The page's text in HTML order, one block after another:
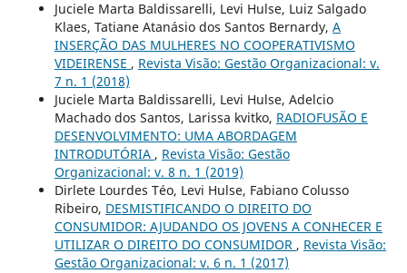
Juciele Marta Baldissarelli, Levi Hulse, Luiz Salgado
Klaes, Tatiane Atanásio dos Santos Bernardy, A
INSERÇÃO DAS MULHERES NO COOPERATIVISMO
VIDEIRENSE , Revista Visão: Gestão Organizacional: v.
7 n. 1 (2018)
Juciele Marta Baldissarelli, Levi Hulse, Adelcio
Machado dos Santos, Larissa kvitko, RADIOFUSÃO E
DESENVOLVIMENTO: UMA ABORDAGEM
INTRODUTÓRIA , Revista Visão: Gestão
Organizacional: v. 8 n. 1 (2019)
Dirlete Lourdes Téo, Levi Hulse, Fabiano Colusso
Ribeiro, DESMISTIFICANDO O DIREITO DO
CONSUMIDOR: AJUDANDO OS JOVENS A CONHECER E
UTILIZAR O DIREITO DO CONSUMIDOR , Revista Visão:
Gestão Organizacional: v. 6 n. 1 (2017)